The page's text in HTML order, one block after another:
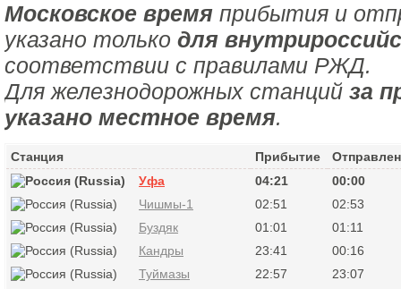
Московское время прибытия и
указано только для
соответствии с правилами РЖД.
Для железнодорожных станций за
указано местное время.
Станция Прибытие
Уфа
04:21
00:00
Чишмы-1
02:51
02:53
Буздяк
01:01
01:11
Кандры
23:41
00:16
Туймазы
22:57
23:07